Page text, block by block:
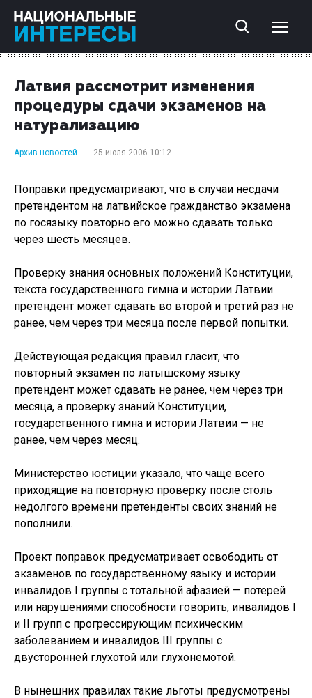
Латвия рассмотрит изменения
процедуры сдачи экзаменов на
натурализацию
Архив новостей 25 июля 2006 10:12
Поправки предусматривают, что в случаи несдачи
претендентом на латвийское гражданство экзамена
по госязыку повторно его можно сдавать только
через шесть месяцев.
Проверку знания основных положений Конституции,
текста государственного гимна и истории Латвии
претендент может сдавать во второй и третий раз не
ранее, чем через три месяца после первой попытки.
Действующая редакция правил гласит, что
повторный экзамен по латышскому языку
претендент может сдавать не ранее, чем через три
месяца, а проверку знаний Конституции,
государственного гимна и истории Латвии — не
ранее, чем через месяц.
Министерство юстиции указало, что чаще всего
приходящие на повторную проверку после столь
недолгого времени претенденты своих знаний не
пополнили.
Проект поправок предусматривает освободить от
экзаменов по государственному языку и истории
инвалидов I группы с тотальной афазией — потерей
или нарушениями способности говорить, инвалидов I
и II групп с прогрессирующим психическим
заболеванием и инвалидов III группы с
двусторонней глухотой или глухонемотой.
В нынешних правилах такие льготы предусмотрены